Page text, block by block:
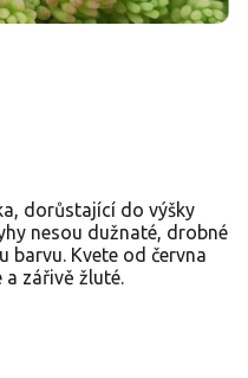
dorůstající do výšky
nesou dužnaté, drobné
barvu. Kvete od června
zářivě žluté.